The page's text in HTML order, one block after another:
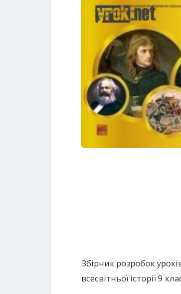
Збірник розробок
всесвітньої історії 9